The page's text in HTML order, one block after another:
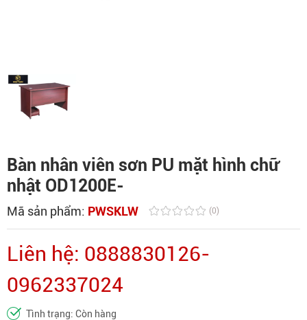
Bàn nhân viên sơn PU mặt hình chữ
nhật OD1200E-
Mã sản phẩm: PWSKLW (0)
Liên hệ: 0888830126-
0962337024
Tình trạng: Còn hàng